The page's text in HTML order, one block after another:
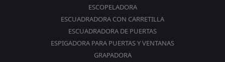
ESCOPELADORA
ESCUADRADORA CON CARRETILLA
ESCUADRADORA DE PUERTAS
ESPIGADORA PARA PUERTAS Y VENTANAS
GRAPADORA